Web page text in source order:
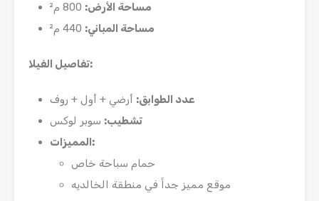
مساحة الأرض:
مساحة المباني:
تفاصيل الفيلا:
عدد الطوابق: أرضي + أول + روف
تشطيب: سوبر لوكس
المميزات:
حمام سباحة خاص
موقع مميز جداً في منطقة الخالديه